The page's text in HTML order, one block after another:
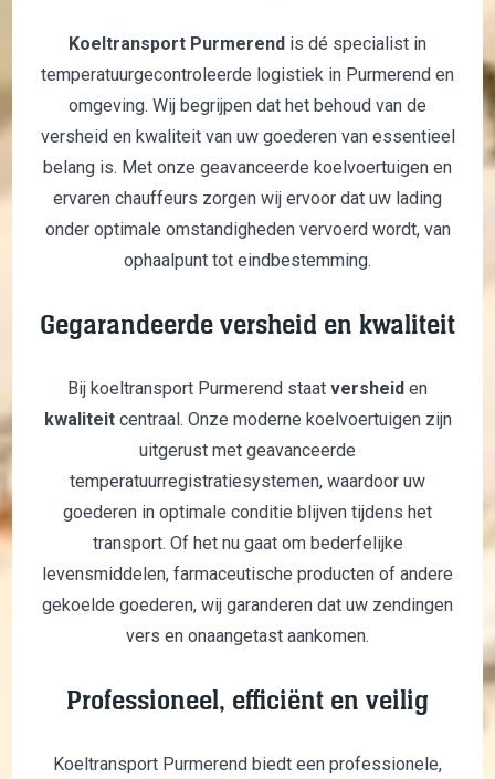
Koeltransport Purmerend is dé specialist in
temperatuurgecontroleerde logistiek in Purmerend en
omgeving. Wij begrijpen dat het behoud van de
versheid en kwaliteit van uw goederen van essentieel
belang is. Met onze geavanceerde koelvoertuigen en
ervaren chauffeurs zorgen wij ervoor dat uw lading
onder optimale omstandigheden vervoerd wordt, van
ophaalpunt tot eindbestemming.
Gegarandeerde versheid en kwaliteit
Bij koeltransport Purmerend staat versheid en
kwaliteitcentraal. Onze moderne koelvoertuigen zijn
uitgerust met geavanceerde
temperatuurregistratiesystemen, waardoor uw
goederen in optimale conditie blijven tijdens het
transport. Of het nu gaat om bederfelijke
levensmiddelen, farmaceutische producten of andere
gekoelde goederen, wij garanderen dat uw zendingen
vers en onaangetast aankomen.
Professioneel, efficiënt en veilig
Koeltransport Purmerend biedt een professionele,